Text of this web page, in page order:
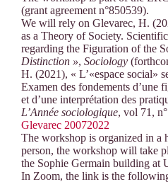
(grant agreement n°850539).
We will rely on Glevarec, H.
as a Theory of Society.
regarding the Figuration of the
Distinction », Sociology
H. (2021), « L’«espace social»
Examen des fondements d’une
et d’une interprétation des
L’Année sociologique, vol 71,
Glevarec 20072022
The workshop is organized in a
person, the workshop will take
the Sophie Germain building at
In Zoom, the link is the